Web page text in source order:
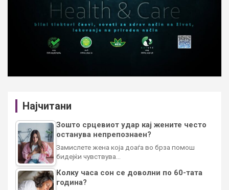
Најчитани
Зошто срцевиот удар кај жените често
останува непрепознаен?
Замислете жена која доаѓа во брза помош
бидејќи чувствува…
Колку часа сон се доволни по 60-тата
година?